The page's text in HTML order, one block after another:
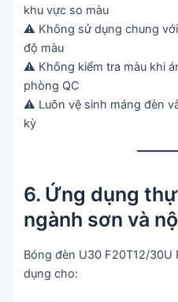
khu vực so màu
⚠ Không sử dụng chung
độ màu
⚠ Không kiểm tra màu khi
phòng QC
⚠ Luôn vệ sinh máng đèn
kỳ
6. Ứng dụng
ngành sơn và
Bóng đèn U30 F20T12/
dụng cho: